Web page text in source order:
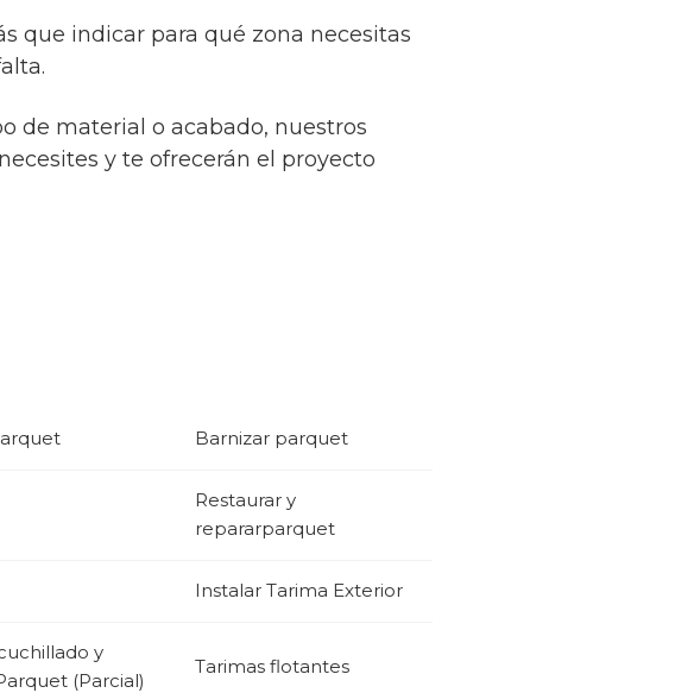
que indicar para qué zona necesitas
de material o acabado, nuestros
y te ofrecerán el proyecto
Barnizar parquet
Restaurar y
repararparquet
Instalar Tarima Exterior
y
(Parcial)
Tarimas flotantes